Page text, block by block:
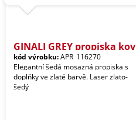
GINALI GREY propiska kov
kód výrobku:APR_116270
Elegantní šedá mosazná propiska s
doplňky ve zlaté barvě. Laser zlato-
šedý